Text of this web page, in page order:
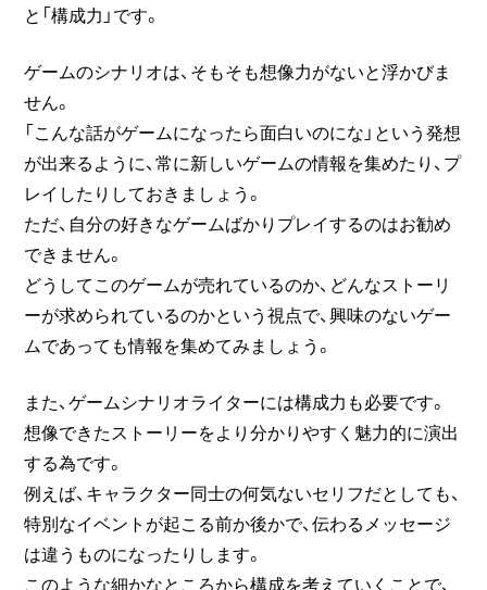
と「構成力」です。
ゲームのシナリオは、そもそも想像力がないと浮かびま
せん。
「こんな話がゲームになったら面白いのにな」という発想
が出来るように、常に新しいゲームの情報を集めたり、プ
レイしたりしておきましょう。
ただ、自分の好きなゲームばかりプレイするのはお勧め
できません。
どうしてこのゲームが売れているのか、どんなストーリ
ーが求められているのかという視点で、興味のないゲー
ムであっても情報を集めてみましょう。
また、ゲームシナリオライターには構成力も必要です。
想像できたストーリーをより分かりやすく魅力的に演出
する為です。
例えば、キャラクター同士の何気ないセリフだとしても、
特別なイベントが起こる前か後かで、伝わるメッセージ
は違うものになったりします。
このような細かなところから構成を考えていくことで、